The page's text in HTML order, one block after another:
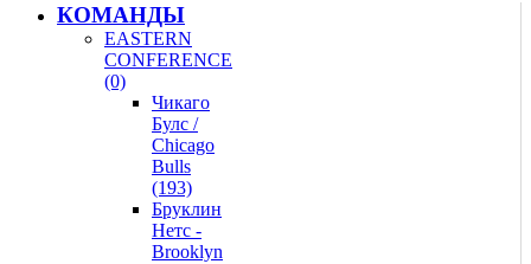
КОМАНДЫ
EASTERN
CONFERENCE
(0)
Чикаго
Булс /
Chicago
Bulls
(193)
Бруклин
Нетс -
Brooklyn